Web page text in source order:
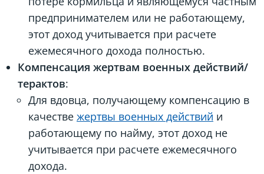
предпринимателем или не работающему,
этот доход учитывается при расчете
ежемесячного дохода полностью.
Компенсация жертвам военных действий/
терактов:
Для вдовца, получающему компенсацию в
качестве жертвы военных действий и
работающему по найму, этот доход не
учитывается при расчете ежемесячного
дохода.